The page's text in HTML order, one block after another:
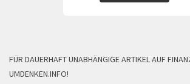
FÜR DAUERHAFT UNABHÄNGIGE ARTIKEL AUF
UMDENKEN.INFO!